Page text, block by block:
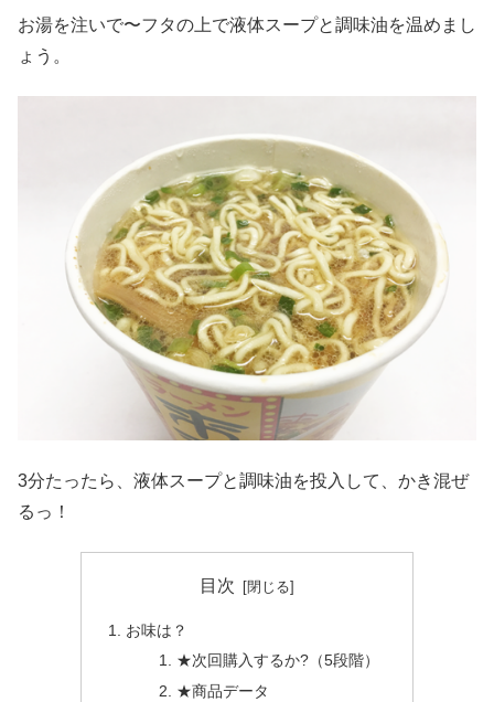
お湯を注いで〜フタの上で液体スープと調味油を温めまし
ょう。
3分たったら、液体スープと調味油を投入して、かき混ぜ
るっ！
目次
お味は？
★次回購入するか?（5段階）
★商品データ